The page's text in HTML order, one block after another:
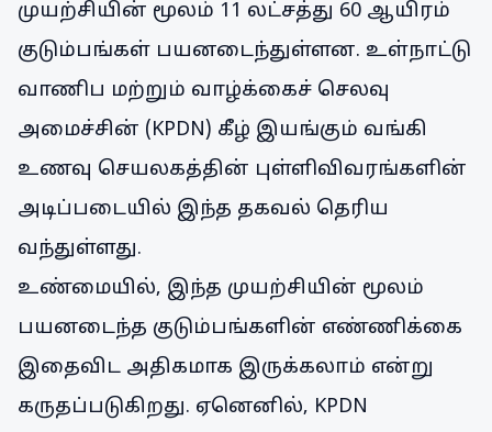
முயற்சியின் மூலம் 11 லட்சத்து 60 ஆயிரம்
குடும்பங்கள் பயனடைந்துள்ளன. உள்நாட்டு
வாணிப மற்றும் வாழ்க்கைச் செலவு
அமைச்சின் (KPDN) கீழ் இயங்கும் வங்கி
உணவு செயலகத்தின் புள்ளிவிவரங்களின்
அடிப்படையில் இந்த தகவல் தெரிய
வந்துள்ளது.
உண்மையில், இந்த முயற்சியின் மூலம்
பயனடைந்த குடும்பங்களின் எண்ணிக்கை
இதைவிட அதிகமாக இருக்கலாம் என்று
கருதப்படுகிறது. ஏனெனில், KPDN